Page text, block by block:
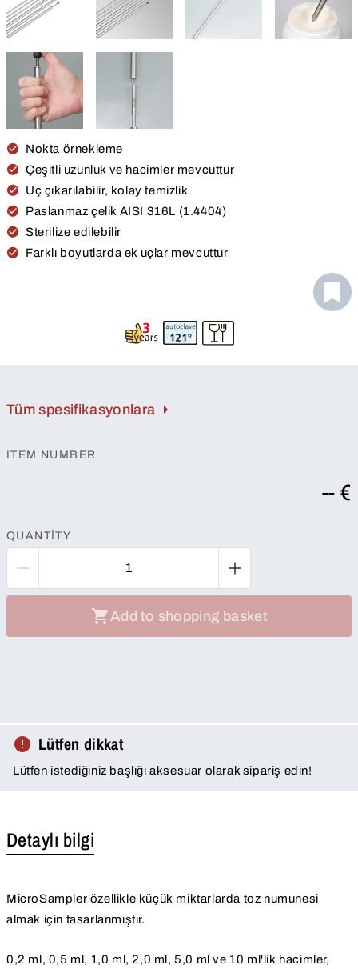
Nokta örnekleme
Çeşitli uzunluk ve hacimler mevcuttur
Uç çıkarılabilir, kolay temizlik
Paslanmaz çelik AISI 316L (1.4404)
Sterilize edilebilir
Farklı boyutlarda ek uçlar mevcuttur
Tüm spesifikasyonlara
ITEM NUMBER
-- €
QUANTITY
Add to shopping basket
Lütfen dikkat
Lütfen istediğiniz başlığı aksesuar olarak sipariş edin!
Detaylı bilgi
MicroSampler özellikle küçük miktarlarda toz numunesi
almak için tasarlanmıştır.
0,2 ml, 0,5 ml, 1,0 ml, 2,0 ml, 5,0 ml ve 10 ml'lik hacimler,